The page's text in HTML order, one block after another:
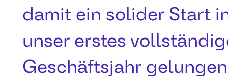
damit ein solider Start
unser erstes
Geschäftsjahr